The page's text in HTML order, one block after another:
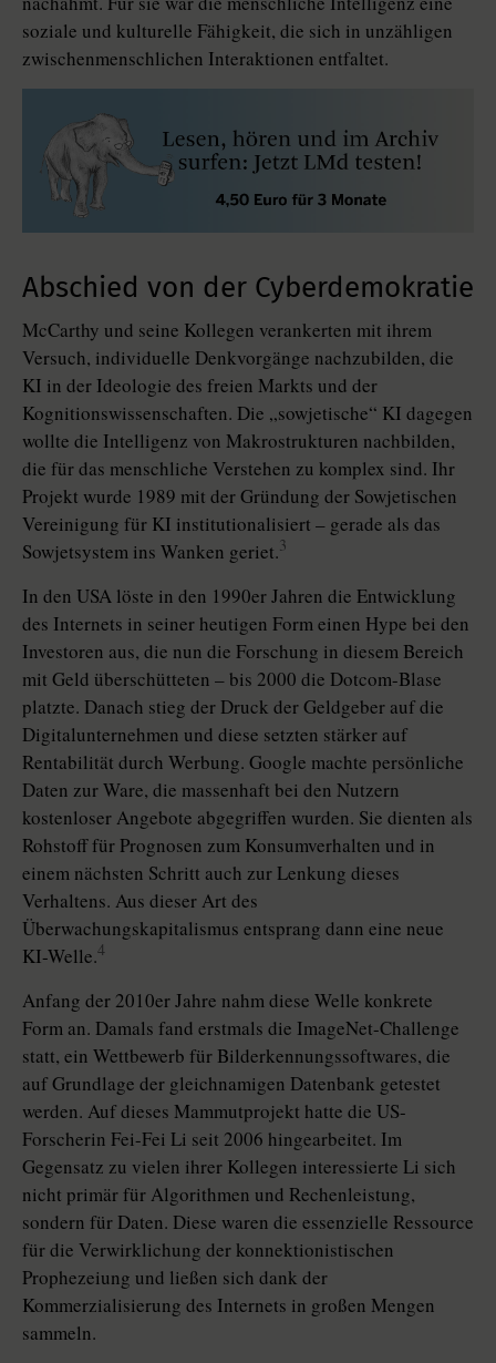
soziale und kulturelle Fähigkeit, die sich in unzähligen
zwischenmenschlichen Interaktionen entfaltet.
Abschied von der Cyberdemokratie
McCarthy und seine Kollegen verankerten mit ihrem
Versuch, indivi­duel­le Denkvorgänge nachzubilden, die
KI in der Ideologie des freien Markts und der
Kognitionswissenschaften. Die „sowjetische“ KI dagegen
wollte die Intelligenz von Makrostrukturen nachbilden,
die für das menschliche Verstehen zu komplex sind. Ihr
Projekt wurde 1989 mit der Gründung der Sowjetischen
Vereinigung für KI institutionalisiert – gerade als das
Sowjetsystem ins Wanken geriet.3
In den USA löste in den 1990er Jahren die Entwicklung
des Internets in seiner heutigen Form einen Hype bei den
Investoren aus, die nun die Forschung in diesem Bereich
mit Geld überschütteten – bis 2000 die Dotcom-Blase
platzte. Danach stieg der Druck der Geldgeber auf die
Digitalunternehmen und diese setzten stärker auf
Rentabilität durch Werbung. Google machte persönliche
Daten zur Ware, die massenhaft bei den Nutzern
kostenloser Angebote abgegriffen wurden. Sie dienten als
Rohstoff für Prognosen zum Konsumverhalten und in
einem nächsten Schritt auch zur Lenkung dieses
Verhaltens. Aus dieser Art des
Überwachungskapitalismus entsprang dann eine neue
KI-Welle.4
Anfang der 2010er Jahre nahm diese Welle konkrete
Form an. Damals fand erstmals die ImageNet-Chal­lenge
statt, ein Wettbewerb für Bilder­ken­nungs­softwares, die
auf Grundlage der gleichnamigen Datenbank getestet
werden. Auf dieses Mammutprojekt hatte die US-
Forscherin Fei-Fei Li seit 2006 hingearbeitet. Im
Gegensatz zu vielen ihrer Kollegen interessierte Li sich
nicht primär für Algorithmen und Rechenleistung,
sondern für Daten. Diese waren die essenzielle Ressource
für die Verwirklichung der kon­nektionistischen
Prophezeiung und ließen sich dank der
Kommerzialisierung des Internets in großen Mengen
sammeln.